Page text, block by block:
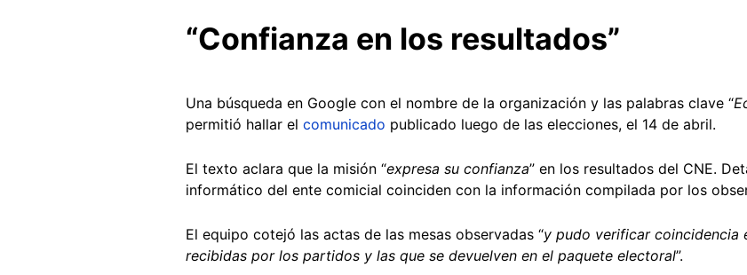
“Confianza en los resultados”
Una búsqueda en Google con el nombre de la organización y las palabras clave “
permitió hallar el comunicado publicado luego de las elecciones, el 14 de abril.
El texto aclara que la misión “expresa su confianza” en los resultados del CNE.
informático del ente comicial coinciden con la información compilada por los
El equipo cotejó las actas de las mesas observadas “y pudo verificar coincidencia
recibidas por los partidos y las que se devuelven en el paquete electoral”.